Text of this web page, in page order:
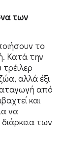
των
το
Κατά την
αλλά έξι
από
και
να
των